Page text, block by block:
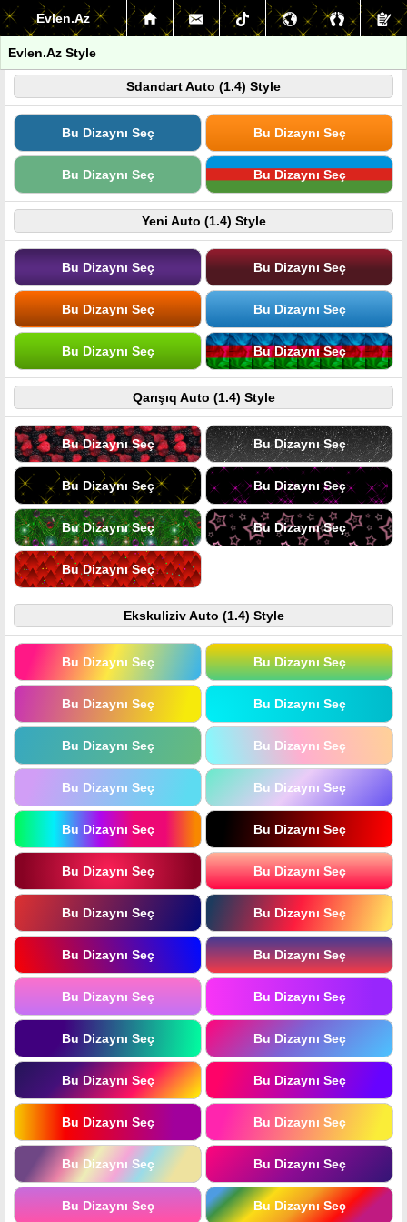
Evlen.Az
Evlen.Az Style
Sdandart Auto (1.4) Style
Bu Dizaynı Seç Bu Dizaynı Seç
Bu Dizaynı Seç Bu Dizaynı Seç
Yeni Auto (1.4) Style
Bu Dizaynı Seç Bu Dizaynı Seç
Bu Dizaynı Seç Bu Dizaynı Seç
Bu Dizaynı Seç Bu Dizaynı Seç
Qarışıq Auto (1.4) Style
Bu Dizaynı Seç Bu Dizaynı Seç
Bu Dizaynı Seç Bu Dizaynı Seç
Bu Dizaynı Seç Bu Dizaynı Seç
Bu Dizaynı Seç
Ekskuliziv Auto (1.4) Style
Bu Dizaynı Seç Bu Dizaynı Seç
Bu Dizaynı Seç Bu Dizaynı Seç
Bu Dizaynı Seç Bu Dizaynı Seç
Bu Dizaynı Seç Bu Dizaynı Seç
Bu Dizaynı Seç Bu Dizaynı Seç
Bu Dizaynı Seç Bu Dizaynı Seç
Bu Dizaynı Seç Bu Dizaynı Seç
Bu Dizaynı Seç Bu Dizaynı Seç
Bu Dizaynı Seç Bu Dizaynı Seç
Bu Dizaynı Seç Bu Dizaynı Seç
Bu Dizaynı Seç Bu Dizaynı Seç
Bu Dizaynı Seç Bu Dizaynı Seç
Bu Dizaynı Seç Bu Dizaynı Seç
Bu Dizaynı Seç Bu Dizaynı Seç